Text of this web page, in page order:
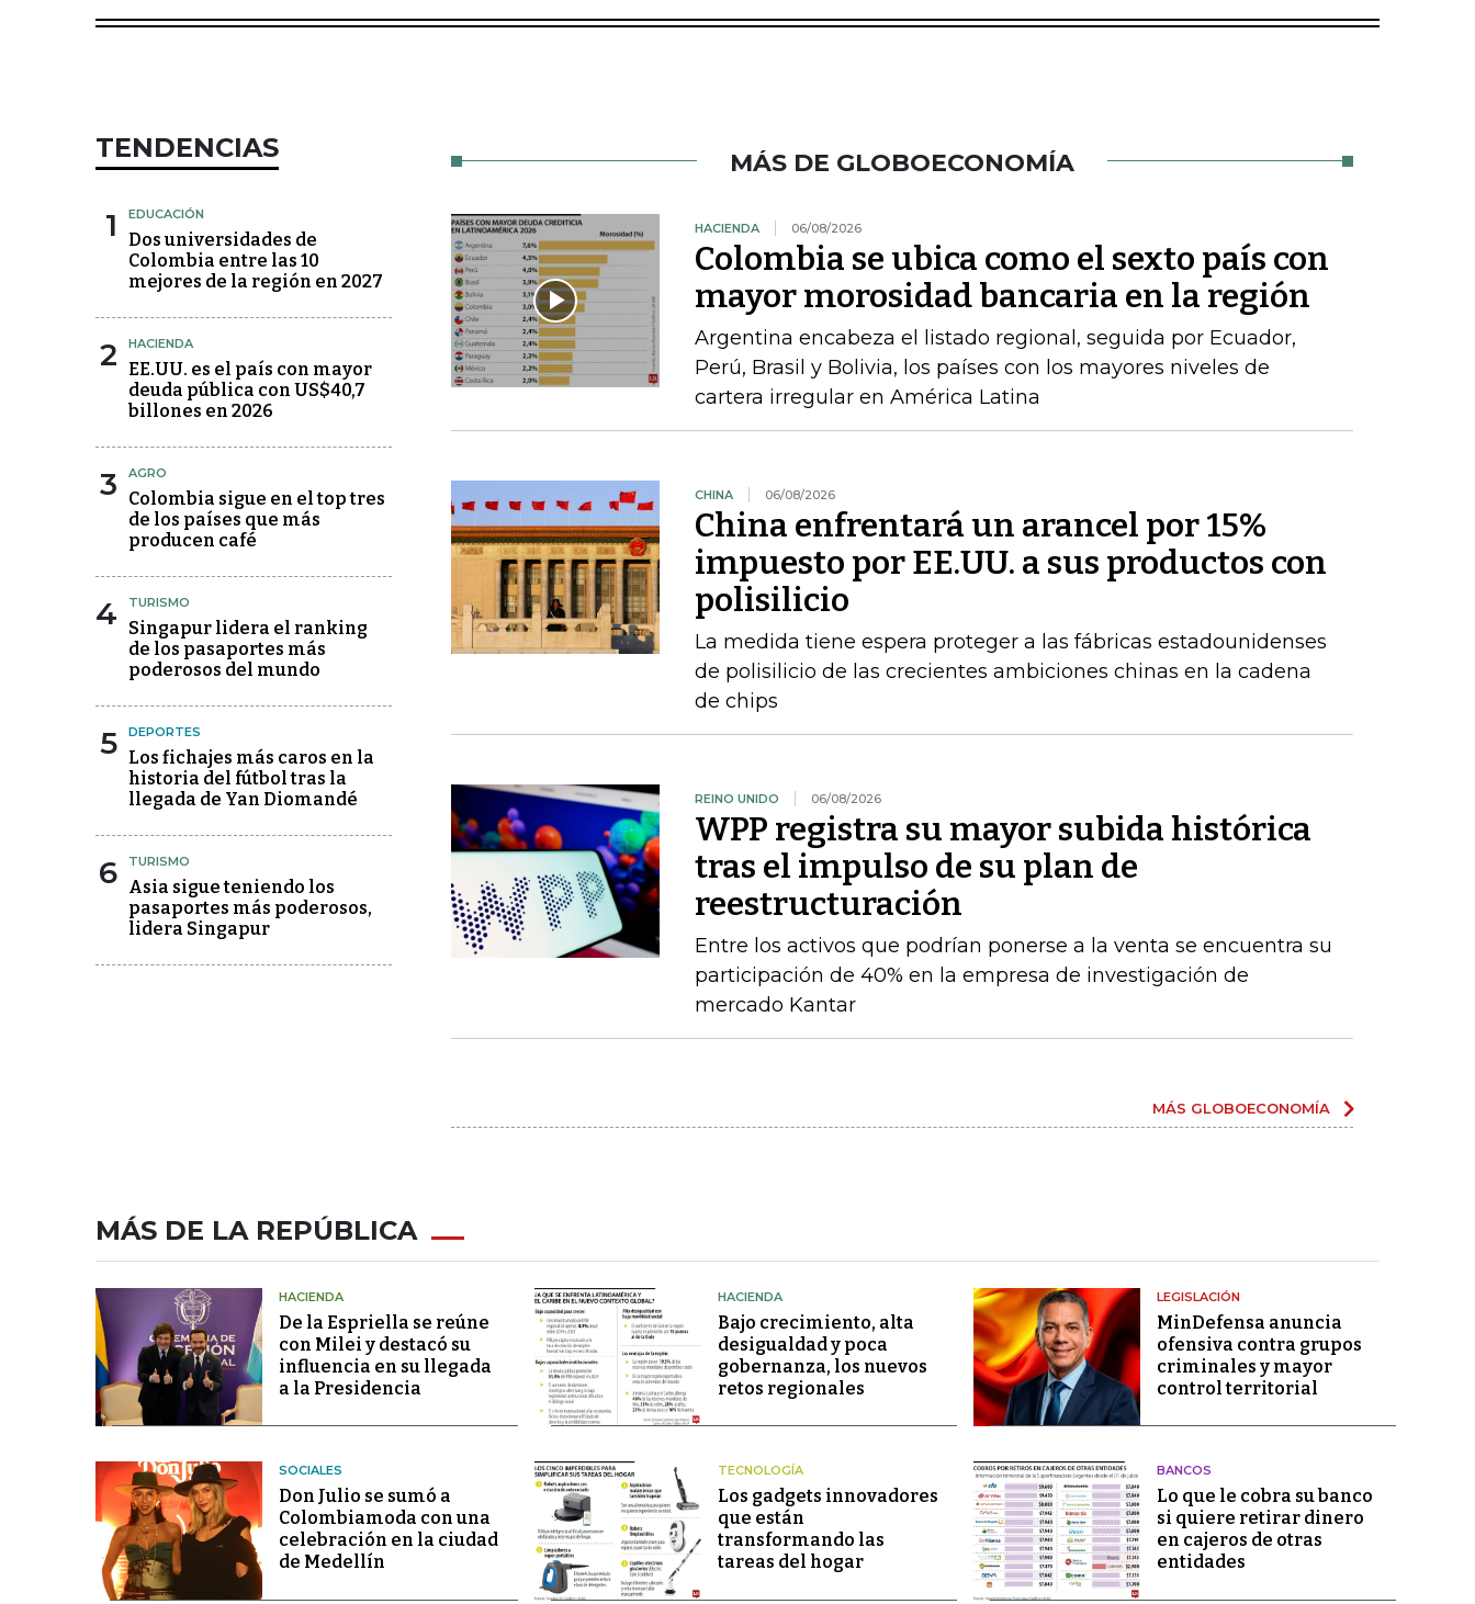
TENDENCIAS
1 EDUCACIÓN
Dos universidades de
Colombia entre las 10
mejores de la región en 2027
2 HACIENDA
EE.UU. es el país con mayor
deuda pública con US$40,7
billones en 2026
3 AGRO
Colombia sigue en el top tres
de los países que más
producen café
4 TURISMO
Singapur lidera el ranking
de los pasaportes más
poderosos del mundo
5 DEPORTES
Los fichajes más caros en la
historia del fútbol tras la
llegada de Yan Diomandé
6 TURISMO
Asia sigue teniendo los
pasaportes más poderosos,
lidera Singapur
MÁS DE GLOBOECONOMÍA
HACIENDA 06/08/2026
Colombia se ubica como el sexto país con
mayor morosidad bancaria en la región
Argentina encabeza el listado regional, seguida por Ecuador,
Perú, Brasil y Bolivia, los países con los mayores niveles de
cartera irregular en América Latina
CHINA 06/08/2026
China enfrentará un arancel por 15%
impuesto por EE.UU. a sus productos con
polisilicio
La medida tiene espera proteger a las fábricas estadounidenses
de polisilicio de las crecientes ambiciones chinas en la cadena
de chips
REINO UNIDO 06/08/2026
WPP registra su mayor subida histórica
tras el impulso de su plan de
reestructuración
Entre los activos que podrían ponerse a la venta se encuentra su
participación de 40% en la empresa de investigación de
mercado Kantar
MÁS GLOBOECONOMÍA
MÁS DE LA REPÚBLICA
HACIENDA
De la Espriella se reúne
con Milei y destacó su
influencia en su llegada
a la Presidencia
HACIENDA
Bajo crecimiento, alta
desigualdad y poca
gobernanza, los nuevos
retos regionales
LEGISLACIÓN
MinDefensa anuncia
ofensiva contra grupos
criminales y mayor
control territorial
SOCIALES
Don Julio se sumó a
Colombiamoda con una
celebración en la ciudad
de Medellín
TECNOLOGÍA
Los gadgets innovadores
que están
transformando las
tareas del hogar
BANCOS
Lo que le cobra su banco
si quiere retirar dinero
en cajeros de otras
entidades